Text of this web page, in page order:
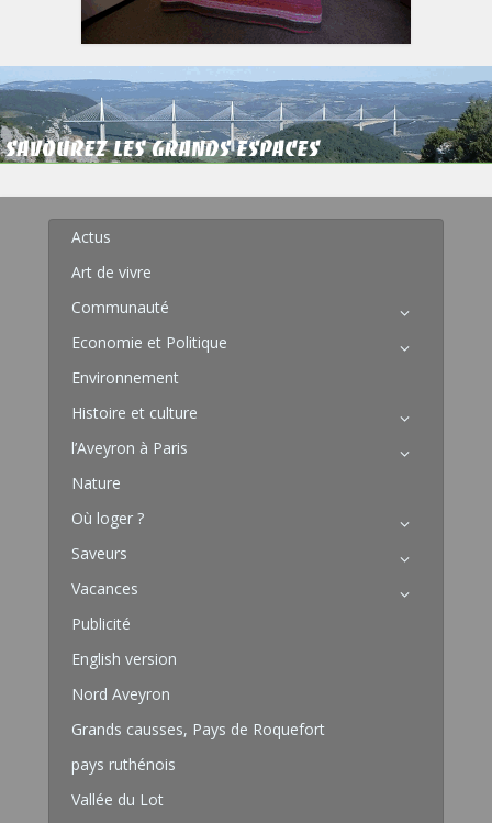
Actus
Art de vivre
Communauté
Economie et Politique
Environnement
Histoire et culture
l’Aveyron à Paris
Nature
Où loger ?
Saveurs
Vacances
Publicité
English version
Nord Aveyron
Grands causses, Pays de Roquefort
pays ruthénois
Vallée du Lot